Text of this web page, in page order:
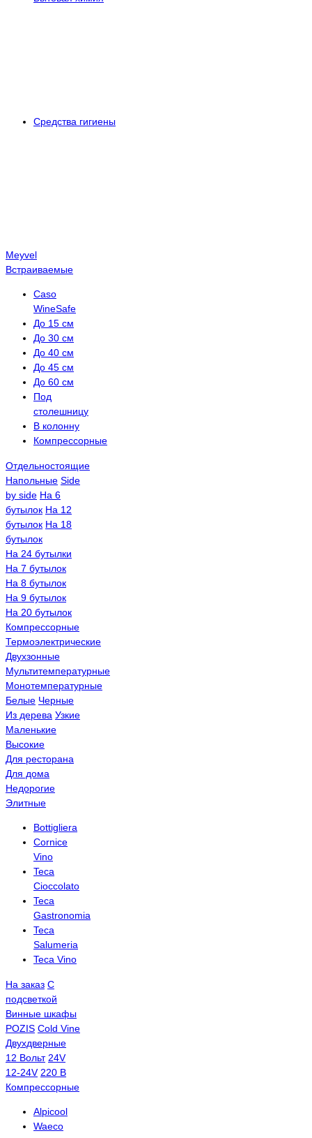
Средства гигиены
Meyvel
Встраиваемые
Caso
WineSafe
До 15 см
До 30 см
До 40 см
До 45 см
До 60 см
Под
столешницу
В колонну
Компрессорные
Отдельностоящие
Напольные Side
by side На 6
бутылок На 12
бутылок На 18
бутылок
На 24 бутылки
На 7 бутылок
На 8 бутылок
На 9 бутылок
На 20 бутылок
Компрессорные
Термоэлектрические
Двухзонные
Мультитемпературные
Монотемпературные
Белые Черные
Из дерева Узкие
Маленькие
Высокие
Для ресторана
Для дома
Недорогие
Элитные
Bottigliera
Cornice
Vino
Teca
Cioccolato
Teca
Gastronomia
Teca
Salumeria
Teca Vino
На заказ С
подсветкой
Винные шкафы
POZIS Сold Vine
Двухдверные
12 Вольт 24V
12-24V 220 В
Компрессорные
Alpicool
Waeco